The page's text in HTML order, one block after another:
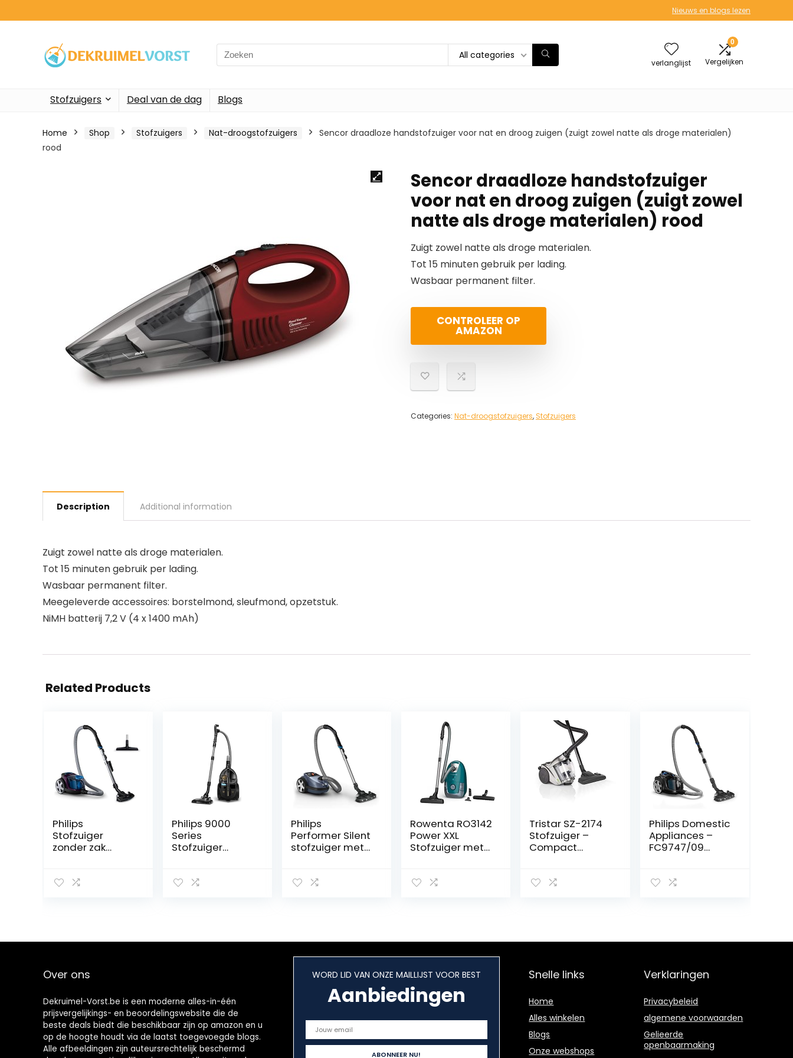
Nieuws en blogs lezen
Search
for:
All categories
verlanglijst
0
Vergelijken
Stofzuigers Deal van de dag Blogs
Home Shop Stofzuigers Nat-droogstofzuigers
Sencor draadloze handstofzuiger voor nat en droog zuigen (zuigt zowel natte als droge materialen)
rood
Sencor draadloze handstofzuiger
voor nat en droog zuigen (zuigt zowel
natte als droge materialen) rood
Zuigt zowel natte als droge materialen.
Tot 15 minuten gebruik per lading.
Wasbaar permanent filter.
CONTROLEER OP
AMAZON
Categories: Nat-droogstofzuigers, Stofzuigers
Description Additional information
Zuigt zowel natte als droge materialen.
Tot 15 minuten gebruik per lading.
Wasbaar permanent filter.
Meegeleverde accessoires: borstelmond, sleufmond, opzetstuk.
NiMH batterij 7,2 V (4 x 1400 mAh)
Related Products
Philips
Stofzuiger
zonder zak
Compact en
Mondstuk reinigt
legen stofbak –
borstel –
FC9333/09
Philips 9000
Series
Stofzuiger
Vermogen, Voor
Mondstuk
Philips
Performer Silent
stofzuiger met
mondstuk,
Rowenta RO3142
Power XXL
Stofzuiger met
liter – XXL snoer
Tristar SZ-2174
Stofzuiger –
Compact
Philips Domestic
Appliances –
FC9747/09
Stofzuiger
900 watt –
Over ons
Dekruimel-Vorst.be is een moderne alles-in-één
prijsvergelijkings- en beoordelingswebsite die de
beste deals biedt die beschikbaar zijn op amazon en u
op de hoogte houdt via de laatst toegevoegde blogs.
Alle afbeeldingen zijn auteursrechtelijk beschermd
WORD LID VAN ONZE MAILLIJST VOOR BEST
Aanbiedingen
Snelle links
Home
Alles winkelen
Blogs
Onze webshops
Verklaringen
Privacybeleid
algemene voorwaarden
Gelieerde
openbaarmaking